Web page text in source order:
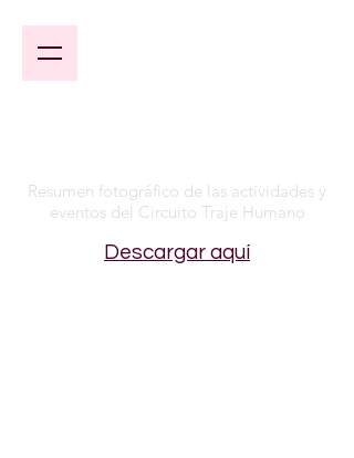
Descargar aquí
Resumen fotográfico de las actividades y
eventos del Circuito Traje Humano